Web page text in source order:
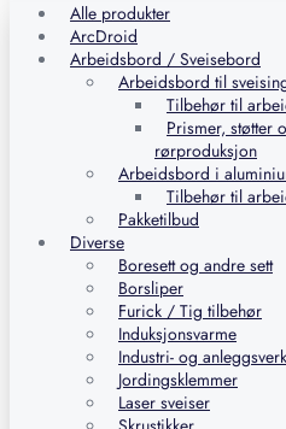
Alle produkter
ArcDroid
Arbeidsbord / Sveisebord
Arbeidsbord til
Tilbehør til
Prismer, støtter
rørproduksjon
Arbeidsbord i
Tilbehør til
Pakketilbud
Diverse
Boresett og andre sett
Borsliper
Furick / Tig tilbehør
Induksjonsvarme
Industri- og
Jordingsklemmer
Laser sveiser